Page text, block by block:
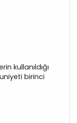
kullanıldığı
birinci